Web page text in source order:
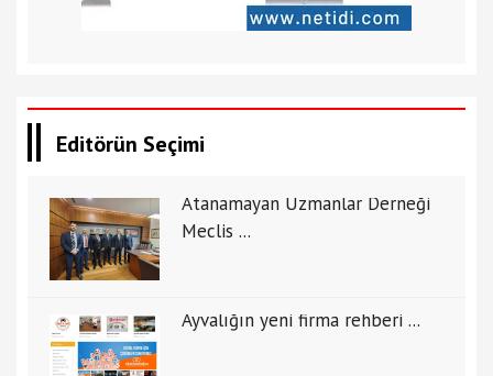
Editörün Seçimi
Atanamayan Uzmanlar Derneği
Meclis ...
Ayvalığın yeni firma rehberi ...